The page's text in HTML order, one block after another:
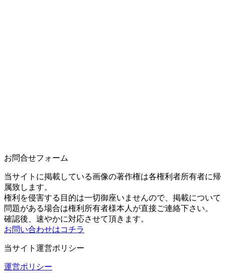
お問合せフォーム
当サイトに掲載している画像の著作権は各権利者所有者に帰
属致します。
権利を侵害する目的は一切御座いませんので、掲載について
問題がある場合は権利所有者様本人が直接ご連絡下さい。
確認後、速やかに対応させて頂きます。
お問い合わせはコチラ
当サイト運営ポリシー
運営ポリシー